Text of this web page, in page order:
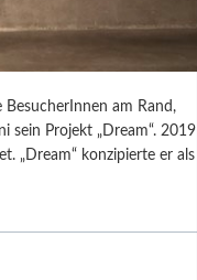
am Rand,
sein Projekt „Dream“. 2019
„Dream“ konzipierte er als